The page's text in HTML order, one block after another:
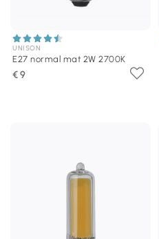
UNISON
E27 normal mat 2W 2700K
€ 9